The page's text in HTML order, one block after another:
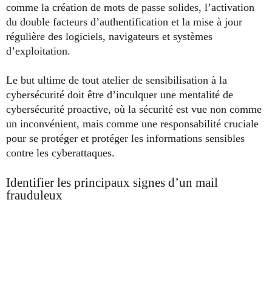
comme la création de mots de passe solides, l’activation
du double facteurs d’authentification et la mise à jour
régulière des logiciels, navigateurs et systèmes
d’exploitation.
Le but ultime de tout atelier de sensibilisation à la
cybersécurité doit être d’inculquer une mentalité de
cybersécurité proactive, où la sécurité est vue non comme
un inconvénient, mais comme une responsabilité cruciale
pour se protéger et protéger les informations sensibles
contre les cyberattaques.
Identifier les principaux signes d’un mail
frauduleux